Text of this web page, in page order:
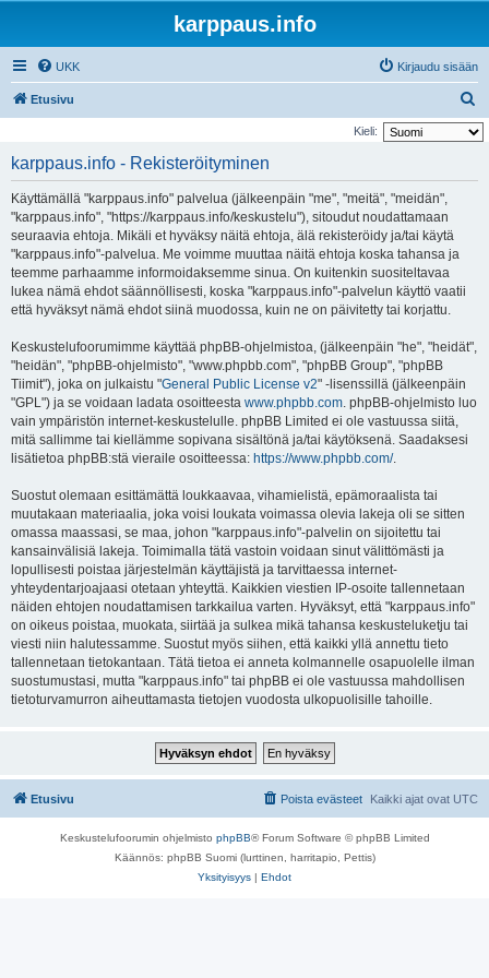
karppaus.info
UKK Kirjaudu sisään
Etusivu
t
Kieli:
karppaus.info - Rekisteröityminen
Käyttämällä "karppaus.info" palvelua (jälkeenpäin "me", "meitä", "meidän",
"karppaus.info", "https://karppaus.info/keskustelu"), sitoudut noudattamaan
seuraavia ehtoja. Mikäli et hyväksy näitä ehtoja, älä rekisteröidy ja/tai käytä
"karppaus.info"-palvelua. Me voimme muuttaa näitä ehtoja koska tahansa ja
teemme parhaamme informoidaksemme sinua. On kuitenkin suositeltavaa
lukea nämä ehdot säännöllisesti, koska "karppaus.info"-palvelun käyttö vaatii
että hyväksyt nämä ehdot siinä muodossa, kuin ne on päivitetty tai korjattu.
Keskustelufoorumimme käyttää phpBB-ohjelmistoa, (jälkeenpäin "he", "heidät",
"heidän", "phpBB-ohjelmisto", "www.phpbb.com", "phpBB Group", "phpBB
Tiimit"), joka on julkaistu "General Public License v2" -lisenssillä (jälkeenpäin
"GPL") ja se voidaan ladata osoitteesta www.phpbb.com. phpBB-ohjelmisto luo
vain ympäristön internet-keskustelulle. phpBB Limited ei ole vastuussa siitä,
mitä sallimme tai kiellämme sopivana sisältönä ja/tai käytöksenä. Saadaksesi
lisätietoa phpBB:stä vieraile osoitteessa: https://www.phpbb.com/.
Suostut olemaan esittämättä loukkaavaa, vihamielistä, epämoraalista tai
muutakaan materiaalia, joka voisi loukata voimassa olevia lakeja oli se sitten
omassa maassasi, se maa, johon "karppaus.info"-palvelin on sijoitettu tai
kansainvälisiä lakeja. Toimimalla tätä vastoin voidaan sinut välittömästi ja
lopullisesti poistaa järjestelmän käyttäjistä ja tarvittaessa internet-
yhteydentarjoajaasi otetaan yhteyttä. Kaikkien viestien IP-osoite tallennetaan
näiden ehtojen noudattamisen tarkkailua varten. Hyväksyt, että "karppaus.info"
on oikeus poistaa, muokata, siirtää ja sulkea mikä tahansa keskusteluketju tai
viesti niin halutessamme. Suostut myös siihen, että kaikki yllä annettu tieto
tallennetaan tietokantaan. Tätä tietoa ei anneta kolmannelle osapuolelle ilman
suostumustasi, mutta "karppaus.info" tai phpBB ei ole vastuussa mahdollisen
tietoturvamurron aiheuttamasta tietojen vuodosta ulkopuolisille tahoille.
Etusivu Kaikki ajat ovat UTC
Poista evästeet
Keskustelufoorumin ohjelmisto phpBB® Forum Software © phpBB Limited
Käännös: phpBB Suomi (lurttinen, harritapio, Pettis)
Yksityisyys | Ehdot